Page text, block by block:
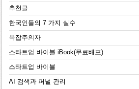
추천글
한국인들의 7 가지 실수
복잡주의자
스타트업 바이블 iBook(무료배포)
스타트업 바이블
AI 검색과 퍼널 관리